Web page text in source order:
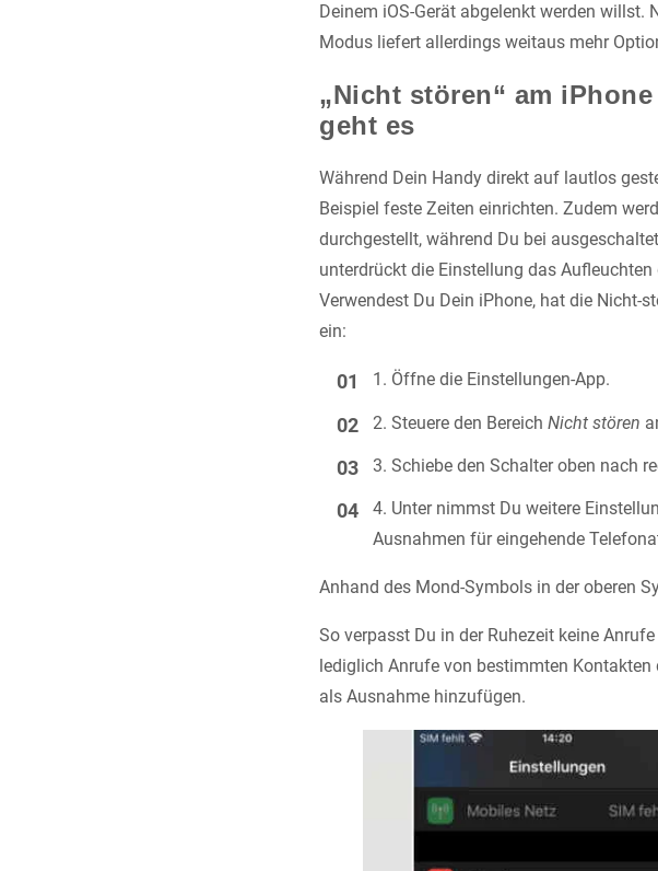
Deinem iOS-Gerät abgelenkt werden
Modus liefert allerdings weitaus mehr
„Nicht stören“ am
geht es
Während Dein Handy direkt auf lautlos
Beispiel feste Zeiten einrichten. Zudem
durchgestellt, während Du bei
unterdrückt die Einstellung das
Verwendest Du Dein iPhone, hat die Nicht-
ein:
Öffne die Einstellungen-App.
Steuere den BereichNicht stören
Schiebe den Schalter oben nach
Unter nimmst Du weitere
Ausnahmen für eingehende
Anhand des Mond-Symbols in der oberen
So verpasst Du in der Ruhezeit keine
lediglich Anrufe von bestimmten
als Ausnahme hinzufügen.